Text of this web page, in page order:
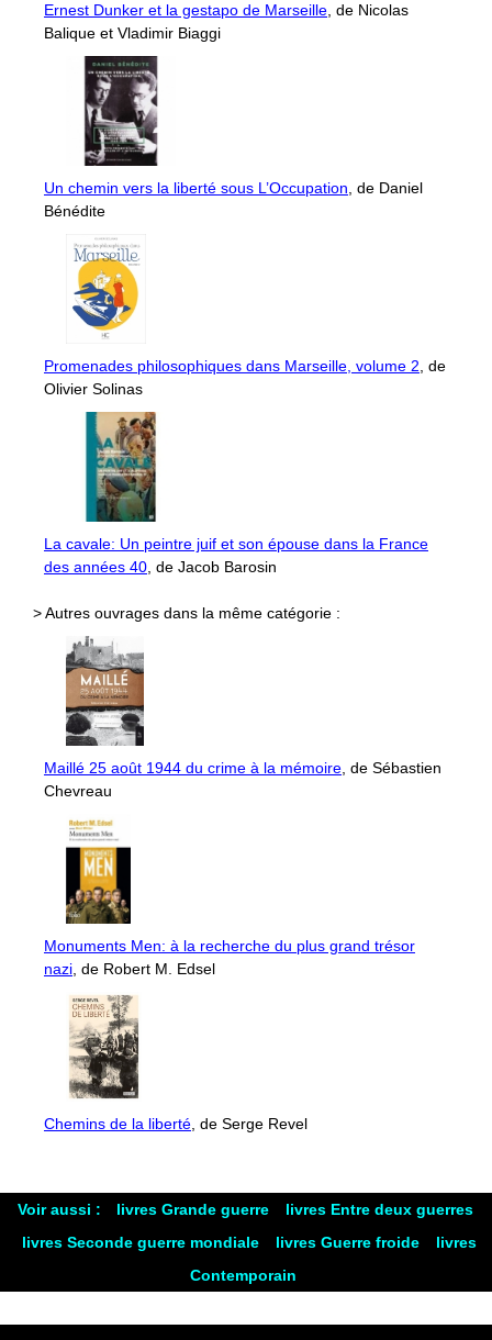
Ernest Dunker et la gestapo de Marseille, de Nicolas
Balique et Vladimir Biaggi
Un chemin vers la liberté sous L’Occupation, de Daniel
Bénédite
Promenades philosophiques dans Marseille, volume 2, de
Olivier Solinas
La cavale: Un peintre juif et son épouse dans la France
des années 40, de Jacob Barosin
> Autres ouvrages dans la même catégorie :
Maillé 25 août 1944 du crime à la mémoire, de Sébastien
Chevreau
Monuments Men: à la recherche du plus grand trésor
nazi, de Robert M. Edsel
Chemins de la liberté, de Serge Revel
Voir aussi : livres Grande guerre
livres Entre deux guerres
livres Seconde guerre mondiale
livres Guerre froide
livres
Contemporain